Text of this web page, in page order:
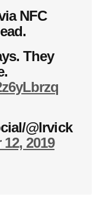
NFC
They
@lrvick
2019